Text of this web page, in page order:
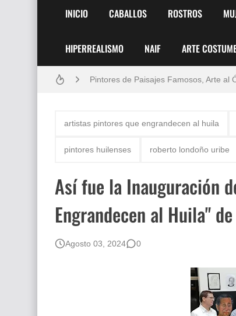
INICIO CABALLOS ROSTROS
HIPERREALISMO NAIF ARTE
Frutas y Flores Para Colorear
Pintores de Paisajes Famosos, Arte al
San Valentín Dibujos a Lápiz del 14 de
Rostros Bellos, La Perfección del
Fotos Artísticas de las Actrices de
Que significan los cuadros de negras
El mundo del arte en pintura surrealista
artistas pintores que engrandecen al huila
pintores huilenses roberto londoño uribe
Así fue la Inauguración
Engrandecen al Huila"
Agosto 03, 2024 0